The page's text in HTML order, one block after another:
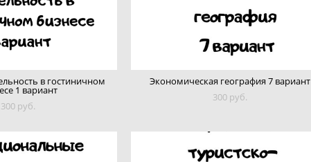
в гостиничном
1 вариант
300 pуб.
Экономическая география 7 вариант
300 pуб.